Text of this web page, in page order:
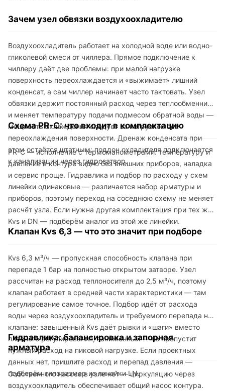
Зачем узел обвязки воздухоохладителю
Воздухоохладитель работает на холодной воде или водно-
гликолевой смеси от чиллера. Прямое подключение к
чиллеру даёт две проблемы: при малой нагрузке
поверхность переохлаждается и «выжимает» лишний
конденсат, а сам чиллер начинает часто тактовать. Узел
обвязки держит постоянный расход через теплообменник
и меняет температуру подачи подмесом обратной воды —
мощность охлаждения следует за нагрузкой без
переохлаждения поверхности. Дренаж конденсата при
этом остаётся штатным: поддон охладителя подключается
к канализации через гидрозатвор.
Схема PR-C: что входит в комплектацию
PR-C — исполнение с термоманометрами: температуру и
давление в контуре видно без внешних приборов, наладка
и сервис проще. Гидравлика и подбор по расходу у схем
линейки одинаковые — различается набор арматуры и
приборов, поэтому переход на соседнюю схему не меняет
расчёт узла. Если нужна другая комплектация при тех же
Kvs и DN — подберём аналог из этой же линейки.
Клапан Kvs 6,3 — что это значит при подборе
Kvs 6,3 м³/ч — пропускная способность клапана при
перепаде 1 бар на полностью открытом затворе. Узел
рассчитан на расход теплоносителя до 2,5 м³/ч, поэтому
клапан работает в средней части характеристики — там
регулирование самое точное. Подбор идёт от расхода
воды через воздухоохладитель и требуемого перепада на
клапане: завышенный Kvs даёт рывки и «шаги» вместо
плавного регулирования, заниженный — не пропустит
нужный расход на пиковой нагрузке. Если проектных
данных нет, пришлите расход и перепад давления —
подберём типоразмер из линейки LN.
Гидравлика: балансировка и запорная
арматура
Собственного насоса в узле нет — циркуляцию через
воздухоохладитель обеспечивает общий насос контура.